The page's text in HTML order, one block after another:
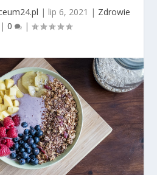
| lip 6, 2021 | Zdrowie
| 0 |